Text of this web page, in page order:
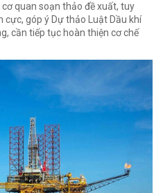
quan soạn thảo đề xuất, tuy
góp ý Dự thảo Luật Dầu khí
cần tiếp tục hoàn thiện cơ chế